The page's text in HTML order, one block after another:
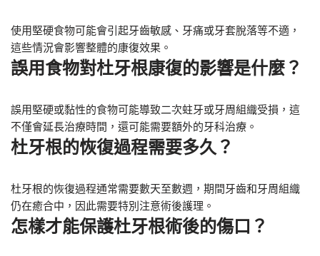
使用堅硬食物可能會引起牙齒敏感、牙痛或牙套脫落等不適，
這些情況會影響整體的康復效果。
誤用食物對杜牙根康復的影響是什麼？
誤用堅硬或黏性的食物可能導致二次蛀牙或牙周組織受損，這
不僅會延長治療時間，還可能需要額外的牙科治療。
杜牙根的恢復過程需要多久？
杜牙根的恢復過程通常需要數天至數週，期間牙齒和牙周組織
仍在癒合中，因此需要特別注意術後護理。
怎樣才能保護杜牙根術後的傷口？